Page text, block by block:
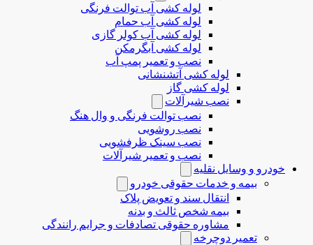
لوله کشی آب توالت فرنگی
لوله کشی آب حمام
لوله کشی آب کولر گازی
لوله کشی آبگرمکن
نصب و تعمیر پمپ آب
لوله کشی آتشنشانی
لوله کشی گاز
نصب شیرآلات
نصب توالت فرنگی و وال هنگ
نصب روشویی
نصب سینک ظرفشویی
نصب و تعمیر شیرآلات
خودرو و وسایل نقلیه
بیمه و خدمات حقوقی خودرو
انتقال سند و تعویض پلاک
بیمه شخص ثالث و بدنه
مشاوره حقوقی تصادفات و جرایم رانندگی
تعمیر دوچرخه